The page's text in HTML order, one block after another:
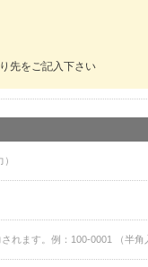
先をご記入下さい
れます。例：100-0001 （半角